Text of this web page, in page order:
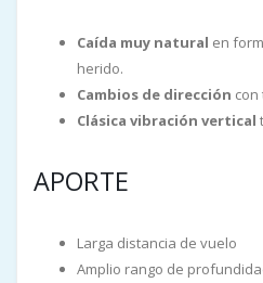
Caída muy natural en
herido.
Cambios de dirección
Clásica vibración vertical
APORTE
Larga distancia de vuelo
Amplio rango de